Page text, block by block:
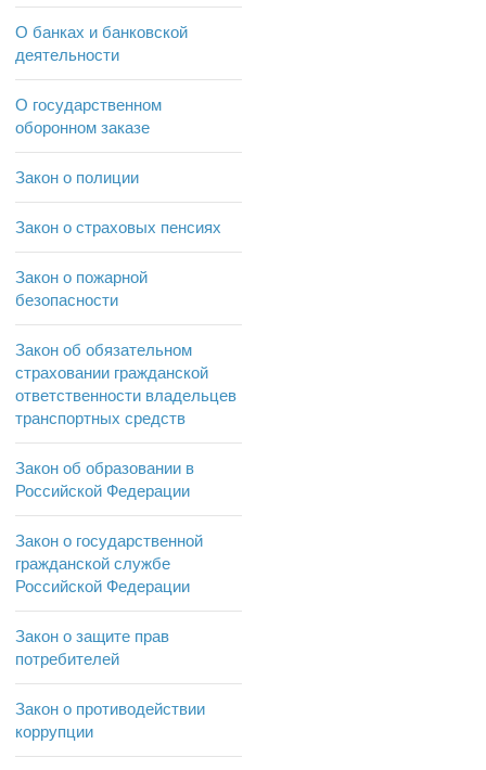
О банках и банковской
деятельности
О государственном
оборонном заказе
Закон о полиции
Закон о страховых пенсиях
Закон о пожарной
безопасности
Закон об обязательном
страховании гражданской
ответственности владельцев
транспортных средств
Закон об образовании в
Российской Федерации
Закон о государственной
гражданской службе
Российской Федерации
Закон о защите прав
потребителей
Закон о противодействии
коррупции